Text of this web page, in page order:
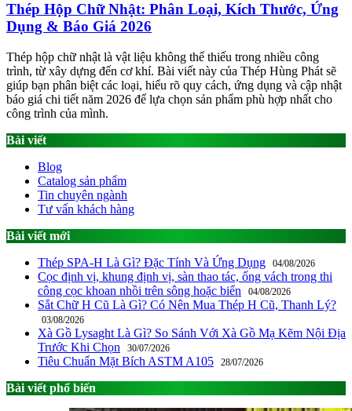
Thép Hộp Chữ Nhật: Phân Loại, Kích Thước, Ứng
Dụng & Báo Giá 2026
Thép hộp chữ nhật là vật liệu không thể thiếu trong nhiều công
trình, từ xây dựng đến cơ khí. Bài viết này của Thép Hùng Phát sẽ
giúp bạn phân biệt các loại, hiểu rõ quy cách, ứng dụng và cập nhật
báo giá chi tiết năm 2026 để lựa chọn sản phẩm phù hợp nhất cho
công trình của mình.
Bài viết
Blog
Catalog sản phẩm
Tin chuyên ngành
Tư vấn khách hàng
Bài viết mới
Thép SPA-H Là Gì? Đặc Tính Và Ứng Dụng
04/08/2026
Cọc định vị, khung định vị, sàn thao tác, ống vách trong thi
công cọc khoan nhồi trên sông hoặc biển
04/08/2026
Sắt Chữ H Cũ Là Gì? Có Nên Mua Thép H Cũ, Thanh Lý?
03/08/2026
Xà Gồ Lysaght Là Gì? So Sánh Với Xà Gồ Mạ Kẽm Nội Địa
Trước Khi Chọn
30/07/2026
Tiêu Chuẩn Mặt Bích ASTM A105 28/07/2026
Bài viết phổ biến